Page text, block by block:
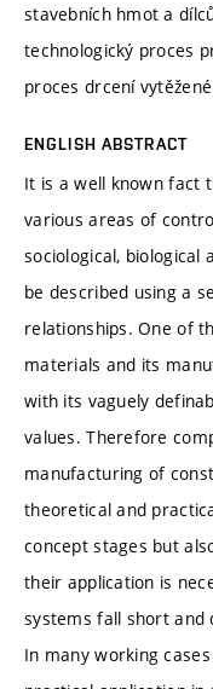
stavebních hmot a
technologický proces
proces drcení
ENGLISH ABSTRACT
It is a well known fact
various areas of
sociological, biological
be described using a
relationships. One of
materials and its
with its vaguely
values. Therefore
manufacturing of
theoretical and
concept stages but
their application is
systems fall short and
In many working